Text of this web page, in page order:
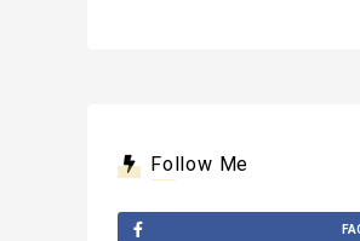
Follow Me